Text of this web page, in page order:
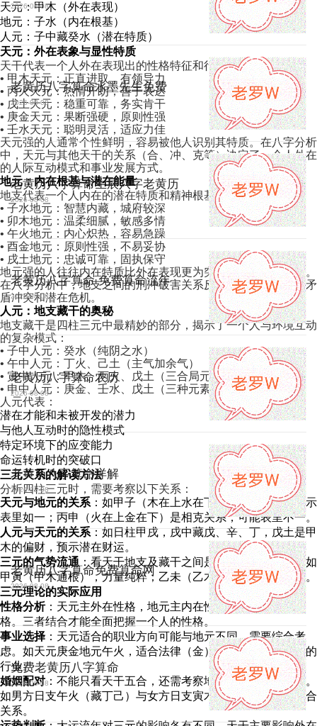
天元：甲木（外在表现）
地元：子水（内在根基）
人元：子中藏癸水（潜在特质）
天元：外在表象与显性特质
天干代表一个人外在表现出的性格特征和行为方式：
• 甲木天元：正直进取，有领导力
• 丙火天元：热情开朗，善于表达
• 戊土天元：稳重可靠，务实肯干
• 庚金天元：果断强硬，原则性强
• 壬水天元：聪明灵活，适应力佳
天元强的人通常个性鲜明，容易被他人识别其特质。在八字分析
中，天元与其他天干的关系（合、冲、克等）决定了一个人外在
的人际互动模式和事业发展方式。
地元：内在根基与潜在能量
地支代表一个人内在的潜在特质和精神根基：
• 子水地元：智慧内藏，城府较深
• 卯木地元：温柔细腻，敏感多情
• 午火地元：内心炽热，容易急躁
• 酉金地元：原则性强，不易妥协
• 戌土地元：忠诚可靠，固执保守
地元强的人往往内在特质比外在表现更为突出，可能表里不一。
在八字分析中，地支之间的刑冲破害关系反映了一个人内心的矛
盾冲突和潜在危机。
人元：地支藏干的奥秘
地支藏干是四柱三元中最精妙的部分，揭示了一个人与环境互动
的复杂模式：
• 子中人元：癸水（纯阴之水）
• 午中人元：丁火、己土（主气加余气）
• 寅中人元：甲木、丙火、戊土（三合局元素）
• 申中人元：庚金、壬水、戊土（三种元素）
人元代表：
潜在才能和未被开发的潜力
与他人互动时的隐性模式
特定环境下的应变能力
命运转机时的突破口
三元关系的解读方法
分析四柱三元时，需要考察以下关系：
天元与地元的关系 ：如甲子（木在上水在下）是相生关系，表示
表里如一；丙申（火在上金在下）是相克关系，可能表里不一。
人元与天元的关系 ：如日柱甲戌，戌中藏戊、辛、丁，戊土是甲
木的偏财，预示潜在财运。
三元的气势流通 ：看天干地支及藏干之间是否有连贯的气势，如
甲寅（甲木通根），力量纯粹；乙未（乙木坐库），力量复杂。
三元理论的实际应用
性格分析：天元主外在性格，地元主内在性格，人元主潜在性
格。三者结合才能全面把握一个人的性格。
事业选择 ：天元适合的职业方向可能与地元不同，需要综合考
虑。如天元庚金地元午火，适合法律（金）与能源（火）结合的
行业。
婚姻配对：不能只看天干五合，还需考察地支藏干的相互作用。
如男方日支午火（藏丁己）与女方日支寅木（藏甲丙戊）有暗合
关系。
2026-08-08
老黄历八字算命水墨先生免费
2026-08-08
老黄历八字算命生辰八字老黄历
2026-08-08
老黄历八字算命 免费算命流年
2026-08-08
老黄历八字算命农历
2026-08-08
老黄历八字算命详解
2026-08-08
老黄历八字算命免费算命网
2026-08-08
免费老黄历八字算命
2026-08-08